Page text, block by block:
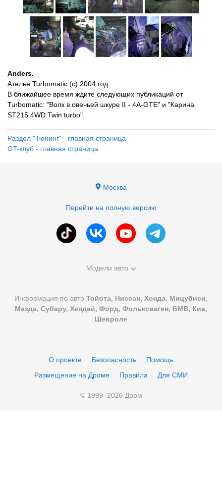
Anders.
Ателье Turbomatic (с) 2004 год.
В ближайшее время ждите следующих публикаций от
Turbomatic: "Волк в овечьей шкуре II - 4A-GTE" и "Карина
ST215 4WD Twin turbo".
Раздел "Тюнинг" - главная страница
GT-клуб - главная страница
Москва
Перейти на полную версию
Модели авто
Информация по авто Тойота, Ниссан, Хонда, Мицубиси,
Мазда, Субару, Хендай, Форд, Фольксваген, БМВ, Киа,
Шевроле
О проекте Безопасность
Помощь
Размещение на Дроме
Правила Для СМИ
© 1999–2026 Дром